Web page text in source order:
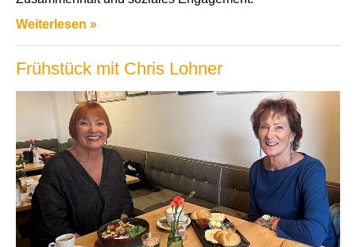
Weiterlesen »
Frühstück mit Chris Lohner